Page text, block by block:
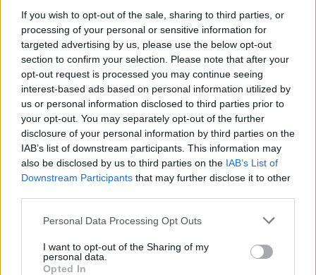
If you wish to opt-out of the sale, sharing to third parties, or
processing of your personal or sensitive information for
targeted advertising by us, please use the below opt-out
section to confirm your selection. Please note that after your
opt-out request is processed you may continue seeing
interest-based ads based on personal information utilized by
us or personal information disclosed to third parties prior to
your opt-out. You may separately opt-out of the further
disclosure of your personal information by third parties on the
IAB’s list of downstream participants. This information may
also be disclosed by us to third parties on the IAB’s List of
Downstream Participants that may further disclose it to other
Personal Data Processing Opt Outs
I want to opt-out of the Sharing of my
personal data.
Opted In
συνήθιζε να κάνει βόλτες με το
μηχανάκι της προς τη Λευκίμη,
ακολούθησε το δρόμο και την
εντόπισε σε μια μικρή χαράδρα
περίπου 40 μέτρων μαζί με το όχημά
της. Αν και πίστεψαν ότι είχε χάσει τη
κατάφεραν να φτάσουν το άψυχο
κορμί της αντιλήφθηκαν ότι ίσως να